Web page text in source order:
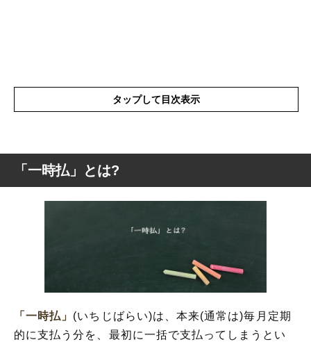
タップして目次表示
「一時払」とは?
「一時払」とは?
「一時払」 (いちじばらい)は、本来(通常は)毎月定期
的に支払う分を、最初に一括で支払ってしまうとい